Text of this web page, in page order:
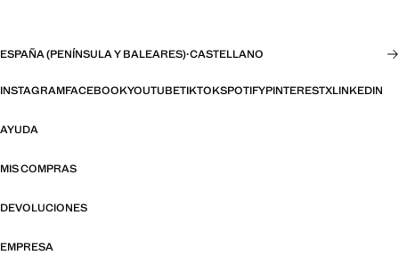
ESPAÑA (PENÍNSULA Y BALEARES)·CASTELLANO
INSTAGRAMFACEBOOKYOUTUBETIKTOKSPOTIFYPINTERESTXLINKEDIN
AYUDA
MIS COMPRAS
DEVOLUCIONES
EMPRESA